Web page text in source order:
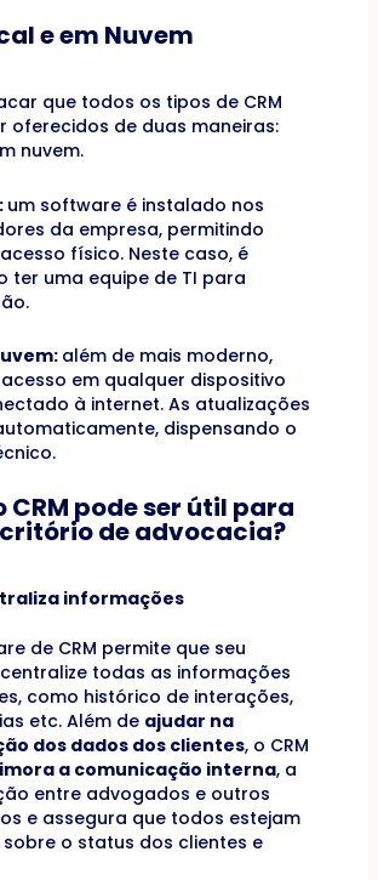
e em Nuvem
que todos os tipos de CRM
oferecidos de duas maneiras:
nuvem.
um software é instalado nos
da empresa, permitindo
físico. Neste caso, é
ter uma equipe de TI para
além de mais moderno,
em qualquer dispositivo
à internet. As atualizações
dispensando o
CRM pode ser útil para
de advocacia?
informações
de CRM permite que seu
todas as informações
como histórico de interações,
etc. Além de ajudar na
dos dados dos clientes, o CRM
a comunicação interna, a
entre advogados e outros
e assegura que todos estejam
o status dos clientes e